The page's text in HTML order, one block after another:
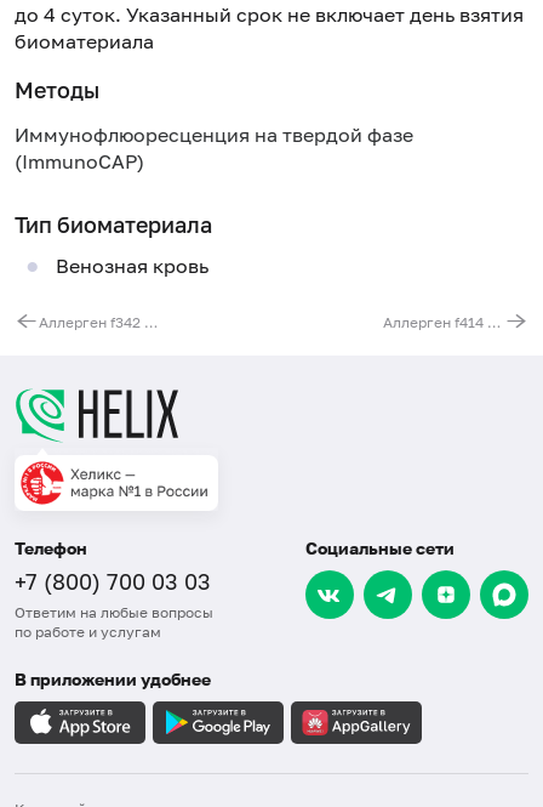
до 4 суток. Указанный срок не включает день взятия
биоматериала
Методы
Иммунофлюоресценция на твердой фазе
(ImmunoCAP)
Тип биоматериала
Венозная кровь
Аллерген f342 - маслина, IgE (ImmunoCAP) Аллерген f414 - тилапия, IgE (ImmunoCAP)
Телефон
+7 (800) 700 03 03
Ответим на любые вопросы
по работе и услугам
Социальные сети
В приложении удобнее